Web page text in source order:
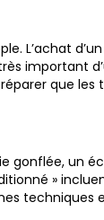
L’achat
que
gonflée, un
»
techniques